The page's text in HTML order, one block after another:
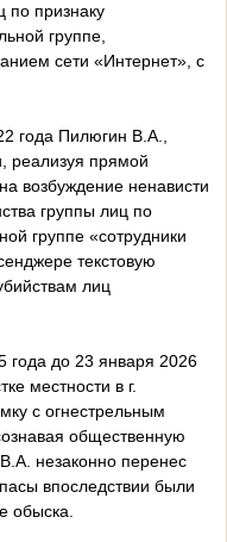
по признаку
группе,
сети «Интернет», с
года Пилюгин В.А.,
реализуя прямой
возбуждение ненависти
группы лиц по
группе «сотрудники
текстовую
лиц
года до 23 января 2026
местности в г.
с огнестрельным
общественную
незаконно перенес
впоследствии были
обыска.